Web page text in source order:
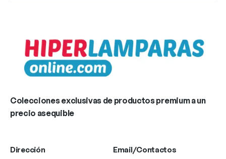
Colecciones exclusivas de productos premium a un
precio asequible
Dirección Email/Contactos